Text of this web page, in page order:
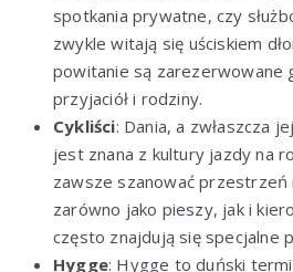
spotkania prywatne, czy
zwykle witają się uściskiem
powitanie są zarezerwowane
przyjaciół i rodziny.
Cykliści: Dania, a zwłaszcza
jest znana z kultury jazdy na
zawsze szanować
zarówno jako pieszy, jak i
często znajdują się specjalne
Hygge: Hygge to duński